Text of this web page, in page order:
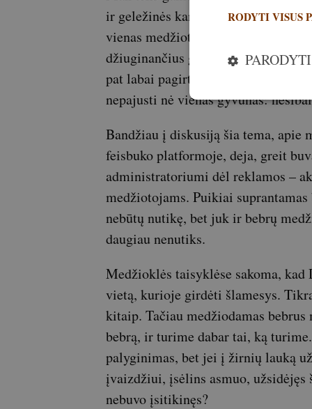
ir geležinės kantrybės ištūnoti
vienas medžiotojas. Juk tai ir
džiuginančius gyvūnų kadrus
pat labai pagirtinas gamtos
nepajusti nė vienas gyvūnas:
Bandžiau į diskusiją šia tema, apie
feisbuko platformoje, deja, greit
administratoriumi dėl reklamos –
medžiotojams. Puikiai
nebūtų nutikę, bet juk ir bebrų
daugiau nenutiks.
Medžioklės taisyklėse sakoma,
vietą, kurioje girdėti šlamesys.
kitaip. Tačiau medžiodamas
bebrą, ir turime dabar tai, ką
palyginimas, bet jei į žirnių lauką
įvaizdžiui, įsėlins asmuo, užsidėjęs
nebuvo įsitikinęs?
RODYTI VISUS